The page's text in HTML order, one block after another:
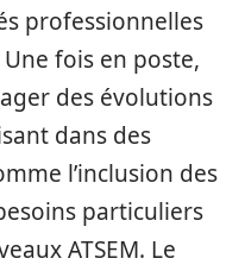
professionnelles
fois en poste,
des évolutions
dans des
l’inclusion des
particuliers
ATSEM. Le